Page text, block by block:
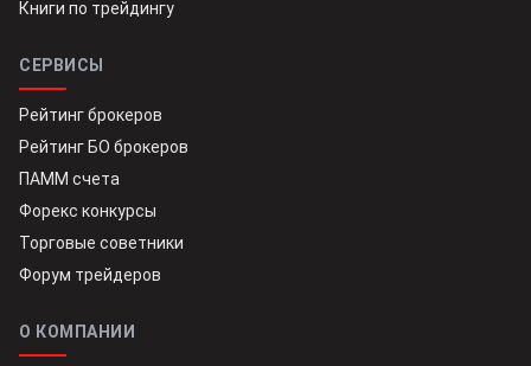
Книги по трейдингу
СЕРВИСЫ
Рейтинг брокеров
Рейтинг БО брокеров
ПАММ счета
Форекс конкурсы
Торговые советники
Форум трейдеров
О КОМПАНИИ